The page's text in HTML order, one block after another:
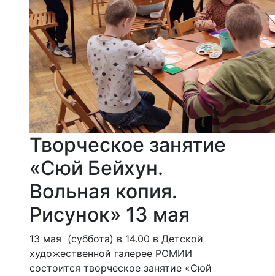
Творческое занятие
«Сюй Бейхун.
Вольная копия.
Рисунок» 13 мая
13 мая (суббота) в 14.00 в Детской
художественной галерее РОМИИ
состоится творческое занятие «Сюй